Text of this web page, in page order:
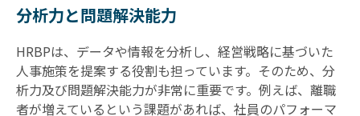
分析力と問題解決能力
HRBPは、データや情報を分析し、経営戦略に基づいた
人事施策を提案する役割も担っています。そのため、分
析力及び問題解決能力が非常に重要です。例えば、離職
者が増えているという課題があれば、社員のパフォーマ